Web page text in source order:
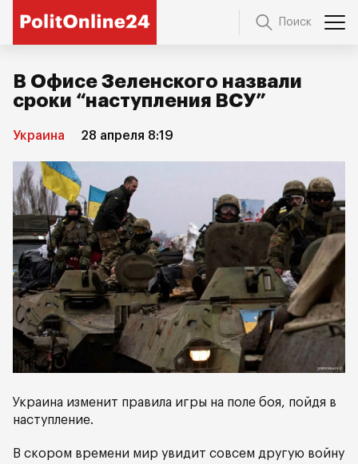
Поиск
В Офисе Зеленского назвали
сроки “наступления ВСУ”
Украина 28 апреля 8:19
Украина изменит правила игры на поле боя, пойдя в
наступление.
В скором времени мир увидит совсем другую войну